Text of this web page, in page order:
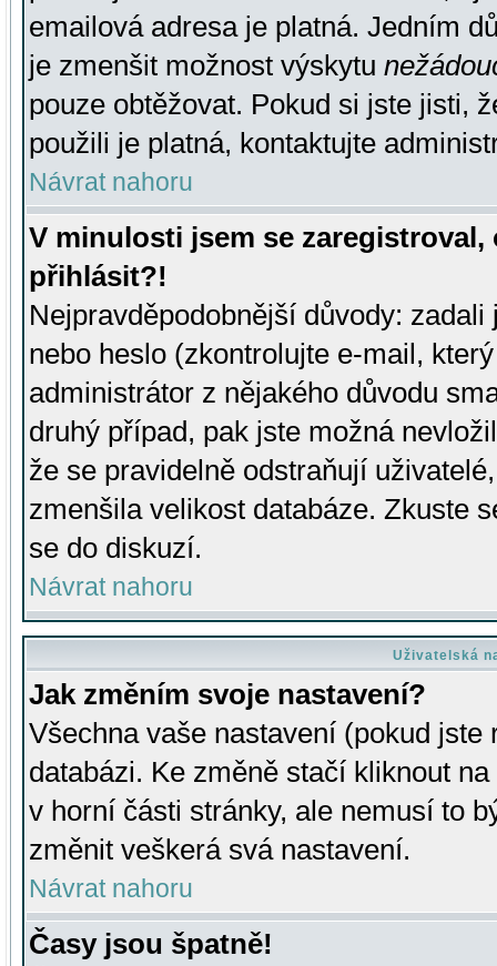
emailová adresa je platná. Jedním
je zmenšit možnost výskytu
pouze obtěžovat. Pokud si jste jisti,
použili je platná, kontaktujte
Návrat nahoru
V minulosti jsem se
přihlásit?!
Nejpravděpodobnější důvody:
nebo heslo (zkontrolujte e-mail,
administrátor z nějakého důvodu
druhý případ, pak jste možná
že se pravidelně odstraňují
zmenšila velikost databáze. Zkuste
se do diskuzí.
Návrat nahoru
Uživatelská
Jak změním svoje nastavení?
Všechna vaše nastavení (pokud
databázi. Ke změně stačí kliknout
v horní části stránky, ale nemusí to
změnit veškerá svá nastavení.
Návrat nahoru
Časy jsou špatně!